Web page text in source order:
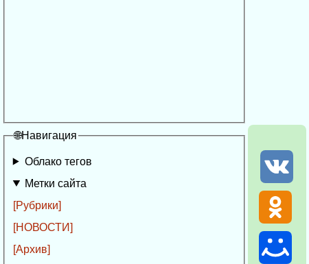
🌐Навигация
Облако тегов
Метки сайта
[Рубрики]
[НОВОСТИ]
[Архив]